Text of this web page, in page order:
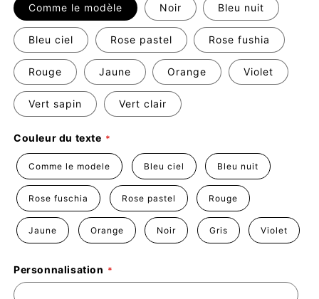
Comme le modèle Noir Bleu nuit
Bleu ciel Rose pastel Rose fushia
Rouge Jaune Orange Violet
Vert sapin Vert clair
Couleur du texte
Comme le modele Bleu ciel Bleu nuit
Rose fuschia Rose pastel Rouge
Jaune Orange Noir Gris Violet
Personnalisation